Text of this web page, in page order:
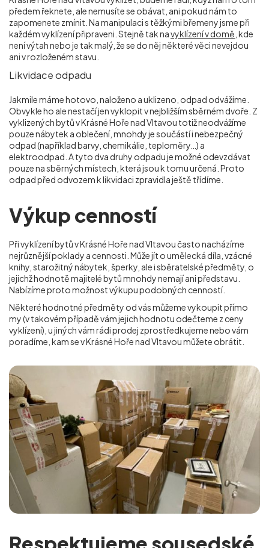
předem řeknete, ale nemusíte se obávat, ani pokud nám to
zapomenete zmínit. Na manipulaci s těžkými břemeny jsme při
každém vyklízení připraveni. Stejně tak navyklízení v domě , kde
není výtah nebo je tak malý, že se do něj některé věci nevejdou
ani v rozloženém stavu.
Likvidace odpadu
Jakmile máme hotovo, naloženo a uklizeno, odpad odvážíme.
Obvykle ho ale nestačí jen vyklopit v nejbližším sběrném dvoře. Z
vyklizených bytů v Krásné Hoře nad Vltavou totiž neodvážíme
pouze nábytek a oblečení, mnohdy je součástí i nebezpečný
odpad (například barvy, chemikálie, teploměry…) a
elektroodpad. A tyto dva druhy odpadu je možné odevzdávat
pouze na sběrných místech, která jsou k tomu určená. Proto
odpad před odvozem k likvidaci zpravidla ještě třídíme.
Výkup cenností
Při vyklízení bytů v Krásné Hoře nad Vltavou často nacházíme
nejrůznější poklady a cennosti. Může jít o umělecká díla, vzácné
knihy, starožitný nábytek, šperky, ale i sběratelské předměty, o
jejichž hodnotě majitelé bytů mnohdy nemají ani představu.
Nabízíme proto možnost výkupu podobných cenností.
Některé hodnotné předměty od vás můžeme vykoupit přímo
my (v takovém případě vám jejich hodnotu odečteme z ceny
vyklízení), u jiných vám rádi prodej zprostředkujeme nebo vám
poradíme, kam sev Krásné Hoře nad Vltavoumůžete obrátit.
Respektujeme sousedské